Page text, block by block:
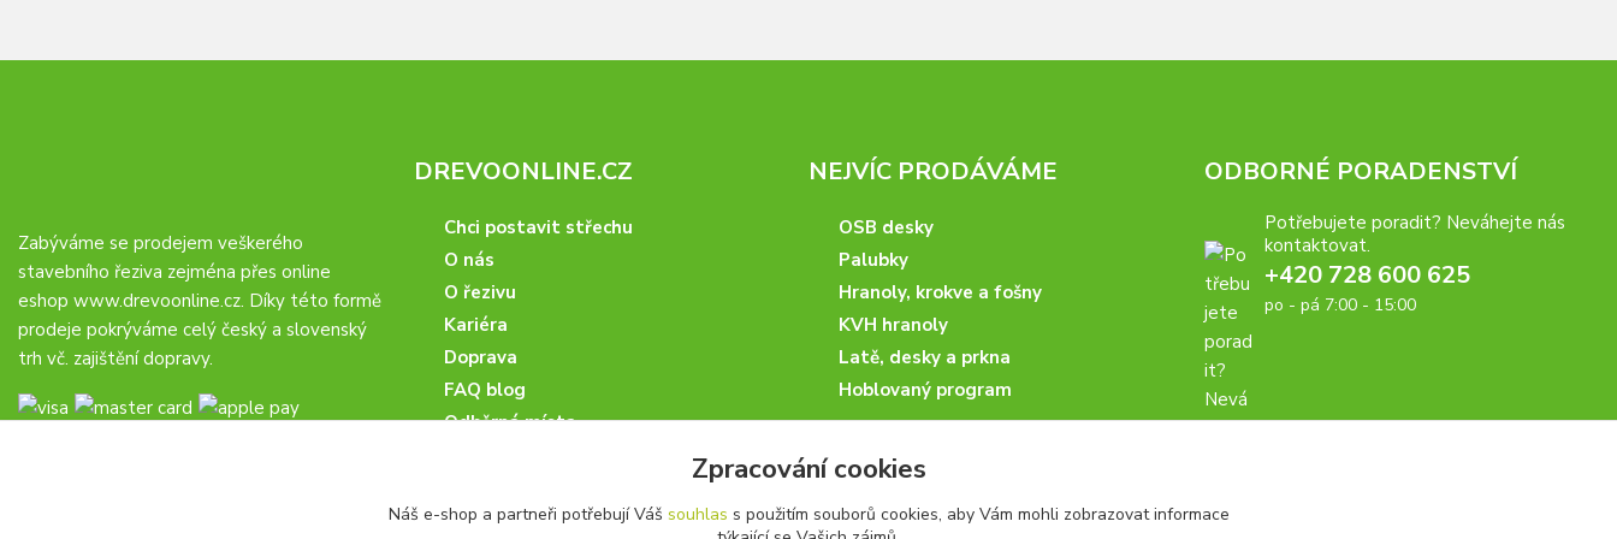
Zabýváme se prodejem veškerého
stavebního řeziva zejména přes online
eshop www.drevoonline.cz. Díky této formě
prodeje pokrýváme celý český a slovenský
trh vč. zajištění dopravy.
DREVOONLINE.CZ
Chci postavit střechu
O nás
O řezivu
Kariéra
Doprava
FAQ blog
Odběrná místa
Obchodní partneři
NEJVÍC PRODÁVÁME
OSB desky
Palubky
Hranoly, krokve a fošny
KVH hranoly
Latě, desky a prkna
Hoblovaný program
ODBORNÉ PORADENSTVÍ
Potřebujete poradit? Neváhejte nás
kontaktovat.
+420 728 600 625
po - pá 7:00 - 15:00
Zpracování cookies
Náš e-shop a partneři potřebují Váš souhlas s použitím souborů cookies, aby Vám mohli zobrazovat informace